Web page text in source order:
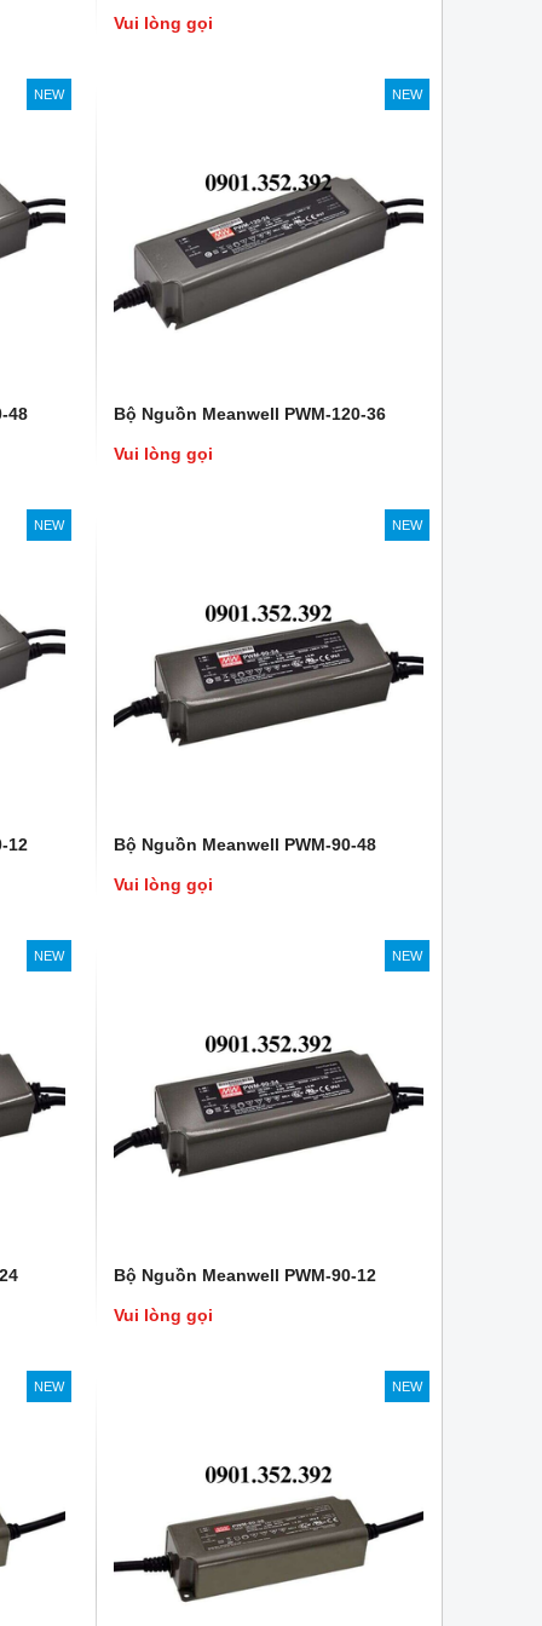
Vui lòng gọi
NEW
48
NEW
Bộ Nguồn Meanwell PWM-120-36
Vui lòng gọi
NEW
12
NEW
Bộ Nguồn Meanwell PWM-90-48
Vui lòng gọi
NEW NEW
Bộ Nguồn Meanwell PWM-90-12
Vui lòng gọi
NEW NEW